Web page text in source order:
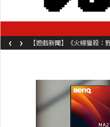
【遊戲新聞】《火線獵殺：
容同時系舊作限時超平價折
‹ ›